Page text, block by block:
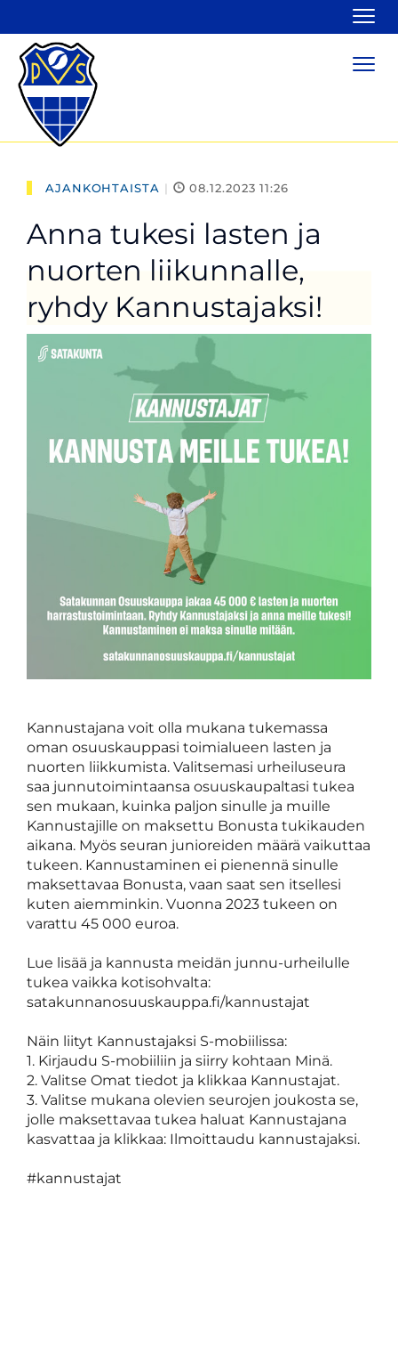
AJANKOHTAISTA | 08.12.2023 11:26
Anna tukesi lasten ja
nuorten liikunnalle,
ryhdy Kannustajaksi!
Kannustajana voit olla mukana tukemassa
oman osuuskauppasi toimialueen lasten ja
nuorten liikkumista. Valitsemasi urheiluseura
saa junnutoimintaansa osuuskaupaltasi tukea
sen mukaan, kuinka paljon sinulle ja muille
Kannustajille on maksettu Bonusta tukikauden
aikana. Myös seuran junioreiden määrä vaikuttaa
tukeen. Kannustaminen ei pienennä sinulle
maksettavaa Bonusta, vaan saat sen itsellesi
kuten aiemminkin. Vuonna 2023 tukeen on
varattu 45 000 euroa.
Lue lisää ja kannusta meidän junnu-urheilulle
tukea vaikka kotisohvalta:
satakunnanosuuskauppa.fi/kannustajat
Näin liityt Kannustajaksi S-mobiilissa:
1. Kirjaudu S-mobiiliin ja siirry kohtaan Minä.
2. Valitse Omat tiedot ja klikkaa Kannustajat.
3. Valitse mukana olevien seurojen joukosta se,
jolle maksettavaa tukea haluat Kannustajana
kasvattaa ja klikkaa: Ilmoittaudu kannustajaksi.
#kannustajat